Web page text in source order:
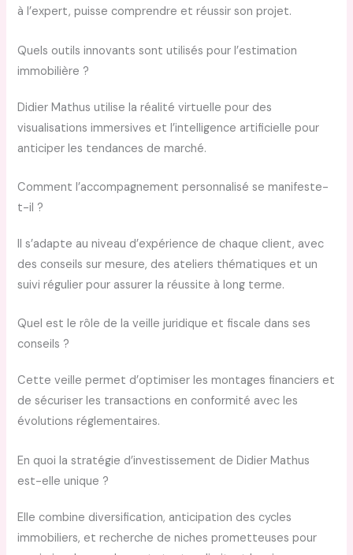
à l’expert, puisse comprendre et réussir son projet.
Quels outils innovants sont utilisés pour l’estimation
immobilière ?
Didier Mathus utilise la réalité virtuelle pour des
visualisations immersives et l’intelligence artificielle pour
anticiper les tendances de marché.
Comment l’accompagnement personnalisé se manifeste-
t-il ?
Il s’adapte au niveau d’expérience de chaque client, avec
des conseils sur mesure, des ateliers thématiques et un
suivi régulier pour assurer la réussite à long terme.
Quel est le rôle de la veille juridique et fiscale dans ses
conseils ?
Cette veille permet d’optimiser les montages financiers et
de sécuriser les transactions en conformité avec les
évolutions réglementaires.
En quoi la stratégie d’investissement de Didier Mathus
est-elle unique ?
Elle combine diversification, anticipation des cycles
immobiliers, et recherche de niches prometteuses pour